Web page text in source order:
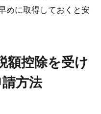
めに取得しておくと安
額控除を受け
方法